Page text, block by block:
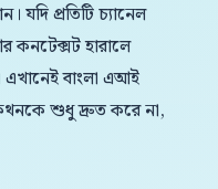
যদি প্রতিটি চ্যানেল
কনটেক্সট হারালে
বাংলা এআই
শুধু দ্রুত করে না,